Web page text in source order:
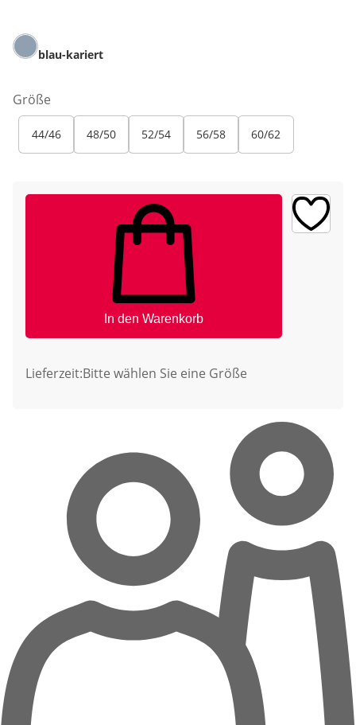
blau-kariert
Größe
44/46 48/50 52/54 56/58 60/62
In den Warenkorb
Lieferzeit:Bitte wählen Sie eine Größe